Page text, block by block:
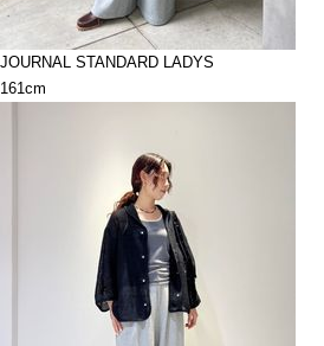
JOURNAL STANDARD LADYS
161cm